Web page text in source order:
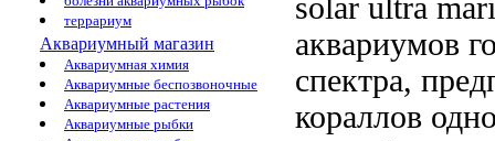
террариум
Аквариумный магазин
Аквариумная химия
Аквариумные беспозвоночные
Аквариумные растения
Аквариумные рыбки
solar ultra
аквариумов
спектра,
кораллов